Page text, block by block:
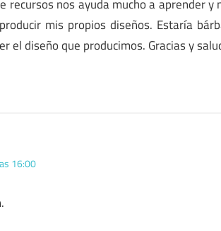
recursos nos ayuda mucho a aprender
mis propios diseños. Estaría
el diseño que producimos. Gracias y
16:00